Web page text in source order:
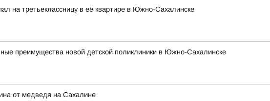
на третьеклассницу в её квартире в Южно-Сахалинске
преимущества новой детской поликлиники в Южно-Сахалинске
от медведя на Сахалине